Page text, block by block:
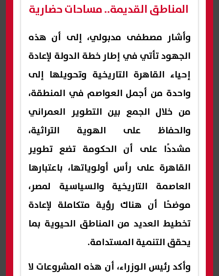
المناطق القديمة.. مساحات حضارية
وأشار مصطفى مدبولي، إلى أن هذه
الجهود تأتي في إطار خطة الدولة لإعادة
إحياء القاهرة التاريخية وتحويلها إلى
واحدة من أجمل العواصم في المنطقة،
من خلال الجمع بين التطوير العمراني
والحفاظ على الهوية التراثية،
مشددًا على أن الحكومة تضع تطوير
القاهرة على رأس أولوياتها، باعتبارها
العاصمة التاريخية والسياسية لمصر،
موضحًا أن هناك رؤية متكاملة لإعادة
تخطيط العديد من المناطق الحيوية بما
يحقق التنمية المستدامة.
وأكد رئيس الوزراء، أن هذه المشروعات لا